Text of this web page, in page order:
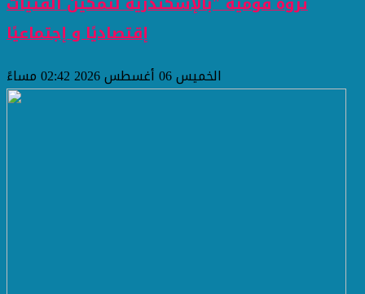
إقتصاديًا و إجتماعيًا
الخميس 06 أغسطس 2026 02:42 مساءً